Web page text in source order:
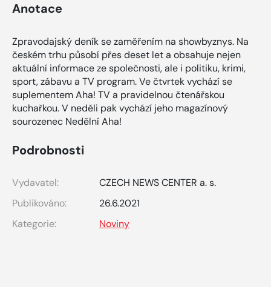
Anotace
Zpravodajský deník se zaměřením na showbyznys. Na
českém trhu působí přes deset let a obsahuje nejen
aktuální informace ze společnosti, ale i politiku, krimi,
sport, zábavu a TV program. Ve čtvrtek vychází se
suplementem Aha! TV a pravidelnou čtenářskou
kuchařkou. V neděli pak vychází jeho magazínový
sourozenec Nedělní Aha!
Podrobnosti
Vydavatel:
CZECH NEWS CENTER a. s.
Publikováno:
26.6.2021
Kategorie:
Noviny